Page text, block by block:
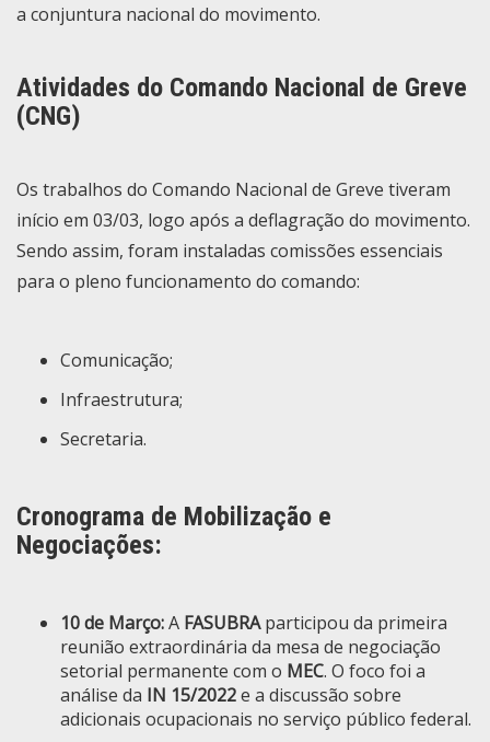
a conjuntura nacional do movimento.
Atividades do Comando Nacional de Greve
(CNG)
Os trabalhos do Comando Nacional de Greve tiveram
início em 03/03, logo após a deflagração do movimento.
Sendo assim, foram instaladas comissões essenciais
para o pleno funcionamento do comando:
Comunicação;
Infraestrutura;
Secretaria.
Cronograma de Mobilização e
Negociações:
10 de Março:A FASUBRAparticipou da primeira
reunião extraordinária da mesa de negociação
setorial permanente com o MEC. O foco foi a
análise da IN 15/2022e a discussão sobre
adicionais ocupacionais no serviço público federal.